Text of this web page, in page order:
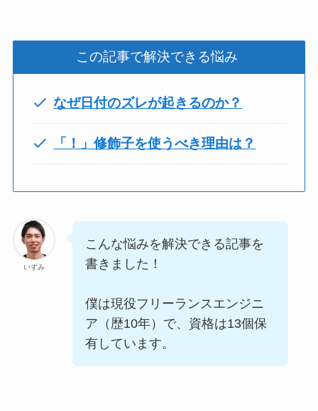
この記事で解決できる悩み
なぜ日付のズレが起きるのか？
「！」修飾子を使うべき理由は？
いずみ
こんな悩みを解決できる記事を
書きました！
僕は現役フリーランスエンジニ
ア（歴10年）で、資格は13個保
有しています。